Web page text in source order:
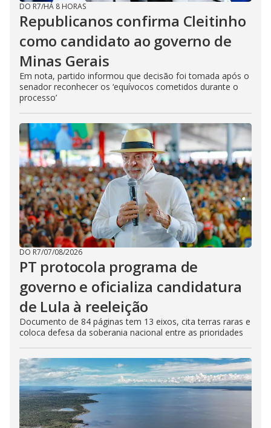
DO R7/HÁ 8 HORAS
Republicanos confirma Cleitinho
como candidato ao governo de
Minas Gerais
Em nota, partido informou que decisão foi tomada após o
senador reconhecer os ‘equívocos cometidos durante o
processo’
DO R7/07/08/2026
PT protocola programa de
governo e oficializa candidatura
de Lula à reeleição
Documento de 84 páginas tem 13 eixos, cita terras raras e
coloca defesa da soberania nacional entre as prioridades